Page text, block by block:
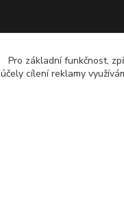
Pro základní funkčnost,
účely cílení reklamy